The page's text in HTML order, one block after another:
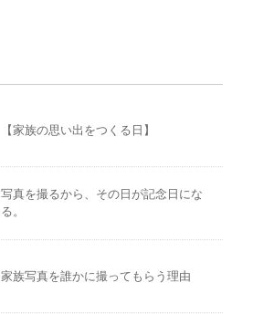
【家族の思い出をつくる日】
写真を撮るから、その日が記念日にな
る。
家族写真を誰かに撮ってもらう理由